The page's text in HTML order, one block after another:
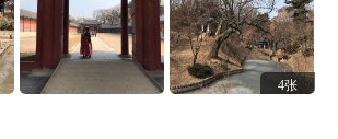
4张